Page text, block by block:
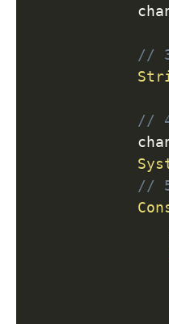
// 3.
//
// 5.